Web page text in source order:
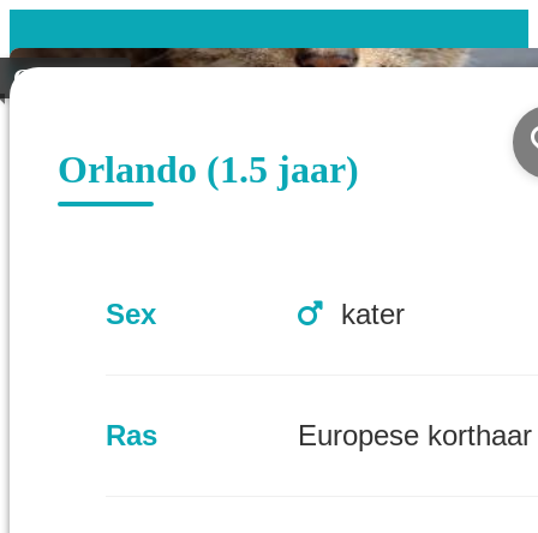
Geplaatst
Orlando (1.5 jaar)
Sex kater
Ras Europese korthaar